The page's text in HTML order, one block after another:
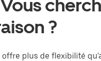
?
plus de flexibilité